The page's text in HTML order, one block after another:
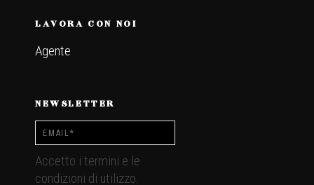
LAVORA CON NOI
Agente
NEWSLETTER
Accetto i termini e le
condizioni di utilizzo.